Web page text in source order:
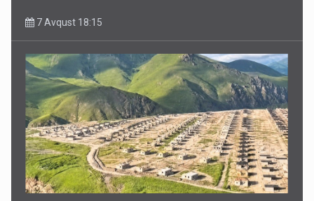
7 Avqust 18:15